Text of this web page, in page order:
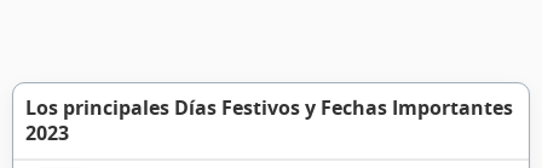
Los principales Días Festivos y Fechas Importantes
2023